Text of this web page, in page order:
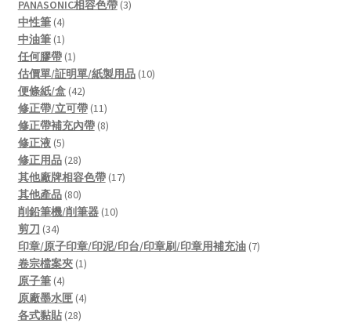
products
PANASONIC相容色帶 33
中性筆 44
products
中油筆 11
product
任何膠帶 11
product
估價單/証明單/紙製用品 1010
便條紙/盒 4242
products
修正帶/立可帶 1111
products
修正帶補充內帶 88
修正液 55
products
修正用品 2828
products
其他廠牌相容色帶 1717
其他產品 8080
products
削鉛筆機/削筆器 1010
剪刀 3434
products
印章/原子印章/印泥/印台/印章刷/印章用補充油 77
卷宗檔案夾 11
原子筆 44
products
原廠墨水匣 44
各式黏貼 2828